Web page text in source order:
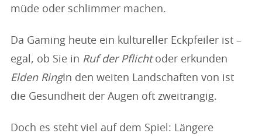
müde oder schlimmer machen.
Da Gaming heute ein kultureller Eckpfeiler ist –
egal, ob Sie in Ruf der Pflichtoder erkunden
Elden RingIn den weiten Landschaften von ist
die Gesundheit der Augen oft zweitrangig.
Doch es steht viel auf dem Spiel: Längere